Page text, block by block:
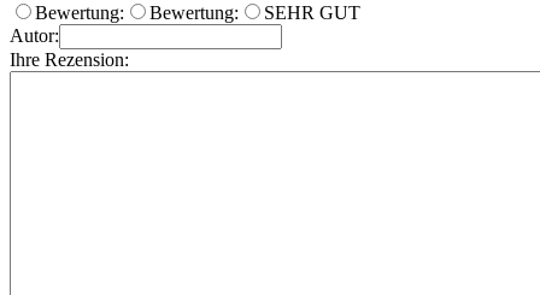
Bewertung:
Bewertung:
SEHR GUT
Autor:
Ihre Rezension: